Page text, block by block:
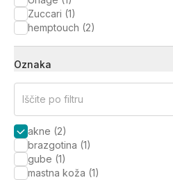
Zuccari (1)
hemptouch (2)
Oznaka
Iščite po filtru
akne (2)
brazgotina (1)
gube (1)
mastna koža (1)